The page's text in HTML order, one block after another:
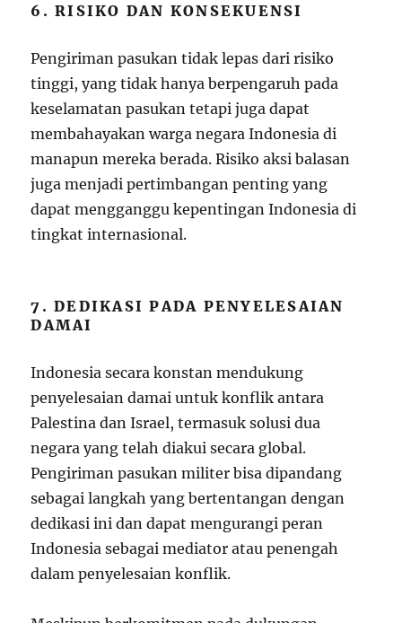
6. RISIKO DAN KONSEKUENSI
Pengiriman pasukan tidak lepas dari risiko
tinggi, yang tidak hanya berpengaruh pada
keselamatan pasukan tetapi juga dapat
membahayakan warga negara Indonesia di
manapun mereka berada. Risiko aksi balasan
juga menjadi pertimbangan penting yang
dapat mengganggu kepentingan Indonesia di
tingkat internasional.
7. DEDIKASI PADA PENYELESAIAN
DAMAI
Indonesia secara konstan mendukung
penyelesaian damai untuk konflik antara
Palestina dan Israel, termasuk solusi dua
negara yang telah diakui secara global.
Pengiriman pasukan militer bisa dipandang
sebagai langkah yang bertentangan dengan
dedikasi ini dan dapat mengurangi peran
Indonesia sebagai mediator atau penengah
dalam penyelesaian konflik.